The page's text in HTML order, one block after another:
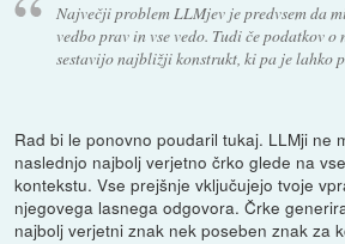
Največji problem LLMjev je predvsem da
vedbo prav in vse vedo. Tudi če podatkov o
sestavijo najbližji konstrukt, ki pa je lahko
Rad bi le ponovno poudaril tukaj. LLMji ne
naslednjo najbolj verjetno črko glede na
kontekstu. Vse prejšnje vključujejo tvoje
njegovega lasnega odgovora. Črke
najbolj verjetni znak nek poseben znak za